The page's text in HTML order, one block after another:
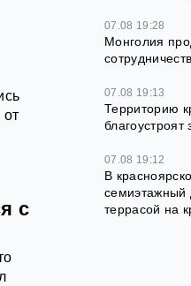
с
07.08 19:28
Монголия
07.08 19:13
Территорию
07.08 19:12
В
семиэтажный
террасой на